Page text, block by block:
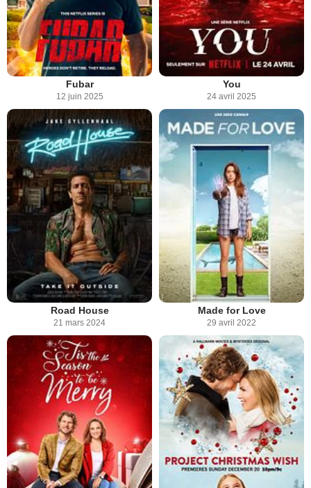
Fubar
12 juin 2025
You
24 avril 2025
Road House
21 mars 2024
Made for Love
29 avril 2022